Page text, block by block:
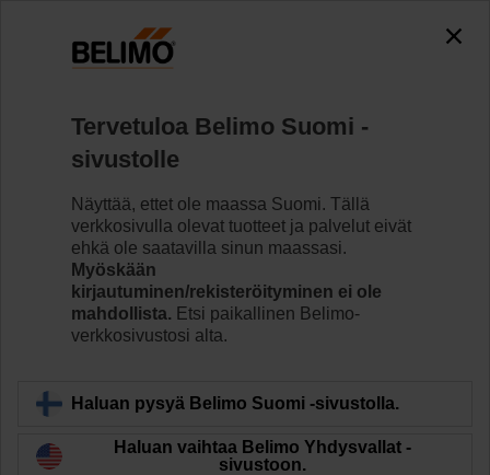
H6020X6P3-S2/LVC24A-MP-TPC
Lue lisää
Takaisin tuotekategoriaan
Tervetuloa Belimo Suomi -
sivustolle
Näyttää, ettet ole maassa Suomi. Tällä
verkkosivulla olevat tuotteet ja palvelut eivät
ehkä ole saatavilla sinun maassasi.
Myöskään
kirjautuminen/rekisteröityminen ei ole
mahdollista. Etsi paikallinen Belimo-
verkkosivustosi alta.
Haluan pysyä Belimo Suomi -sivustolla.
Haluan vaihtaa Belimo Yhdysvallat -
sivustoon.